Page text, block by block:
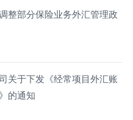
整部分保险业务外汇管理政
关于下发《经常项目外汇账
的通知